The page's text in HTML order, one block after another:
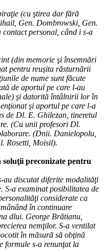
(cu ştirea dar fără
Gen. Dombrowski, Gen.
personal, când i s-a
(din memorie şi însemnări
pentru reuşita răsturnării
de nume sunt făcute
de aportul pe care l-au
şi datorită întâlnirii lor în
şi aportul pe care l-a
de Dl. E. Ghilezan, tineretul
(Cu unii profesori Dl.
(Dnii. Danielopolu,
Rosetti, Moisil).
soluţii preconizate pentru
au discutat diferite modalităţi
S-a examinat posibilitatea de
considerate ca
în continuare
dlui. George Brătianu,
nemţilor. S-a ventilat
în măsură să obţină
formule s-a renunţat la